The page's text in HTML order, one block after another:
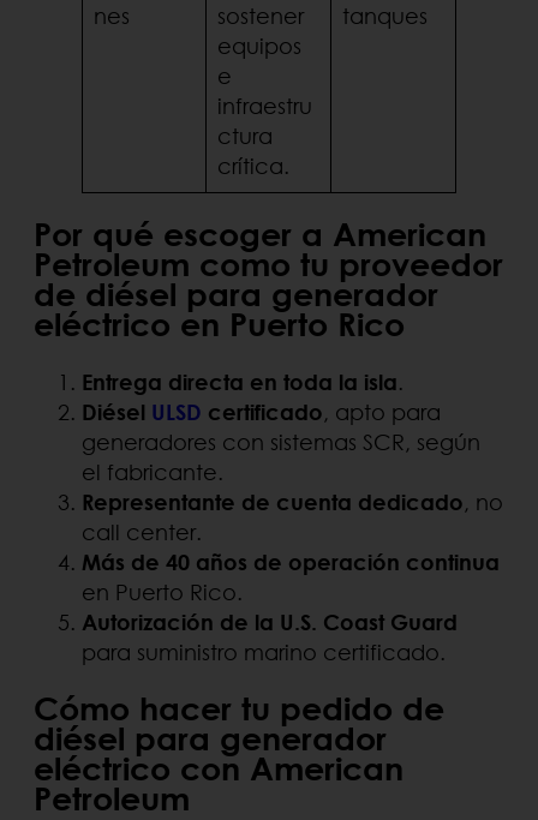
nes
sostener
equipos
e
infraestru
ctura
crítica.
tanques
Por qué escoger a American
Petroleum como tu proveedor
de diésel para generador
eléctrico en Puerto Rico
Entrega directa en toda la isla.
Diésel ULSD certificado, apto para
generadores con sistemas SCR, según
el fabricante.
Representante de cuenta dedicado, no
call center.
Más de 40 años de operación continua
en Puerto Rico.
Autorización de la U.S. Coast Guard
para suministro marino certificado.
Cómo hacer tu pedido de
diésel para generador
eléctrico con American
Petroleum